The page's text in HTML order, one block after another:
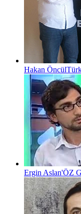
Hakan Öncül
Ergin Aslan'ÖZ